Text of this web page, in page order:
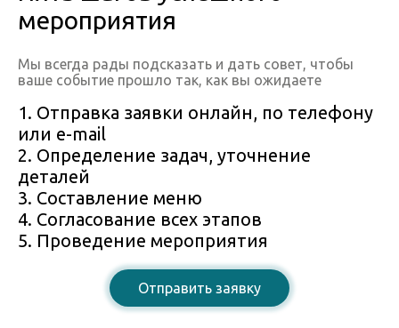
мероприятия
Мы всегда рады подсказать и дать совет, чтобы
ваше событие прошло так, как вы ожидаете
1. Отправка заявки онлайн, по телефону
или e-mail
2. Определение задач, уточнение
деталей
3. Составление меню
4. Согласование всех этапов
5. Проведение мероприятия
Отправить заявку